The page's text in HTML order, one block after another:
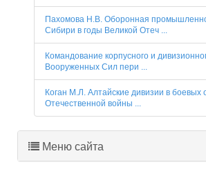
Пахомова Н.В. Оборонная
Сибири в годы Великой Отеч ...
Командование корпусного и
Вооруженных Сил пери ...
Коган М.Л. Алтайские дивизии в боевых
Отечественной войны ...
Меню сайта